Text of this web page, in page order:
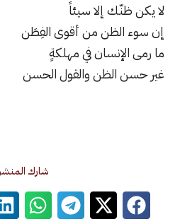
إلا سيئاً
من أقوى الفِطَن
في مهلكةٍ
الظن والقول الحسن
شارك المنشور